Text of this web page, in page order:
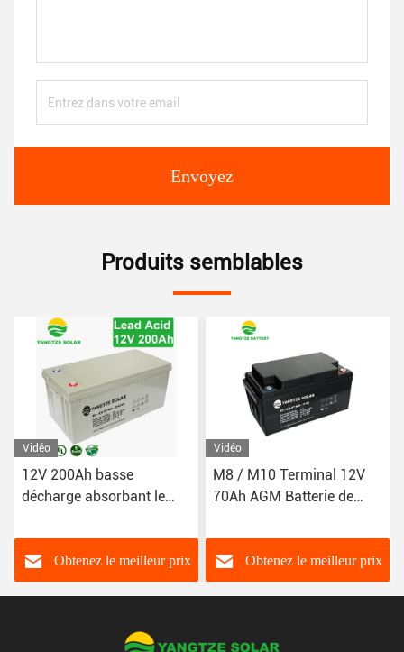
Envoyez
Produits semblables
Vidéo
M8 / M10 Terminal 12V
70Ah AGM Batterie de
3%/mois Autodécharge
Obtenez le meilleur prix
Batterie AGM de 12V 65Ah
avec une durée de vie de
Température de
fonctionnement
-20°C~60°C
Obtenez le meilleur prix